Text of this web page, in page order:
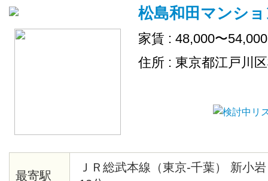
松島和田マンシ
家賃 : 48,000〜
住所 : 東京都江戸川
最寄駅
ＪＲ総武本線（東京-千葉） 新小